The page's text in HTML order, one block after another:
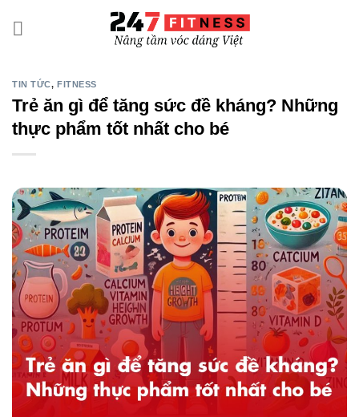
TIN TỨC,FITNESS
Trẻ ăn gì để tăng sức đề kháng? Những
thực phẩm tốt nhất cho bé